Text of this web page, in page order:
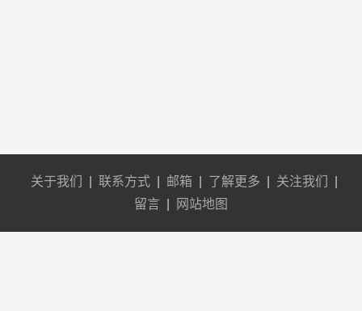
关于我们 联系方式 邮箱 了解更多 关注我们
留言
网站地图